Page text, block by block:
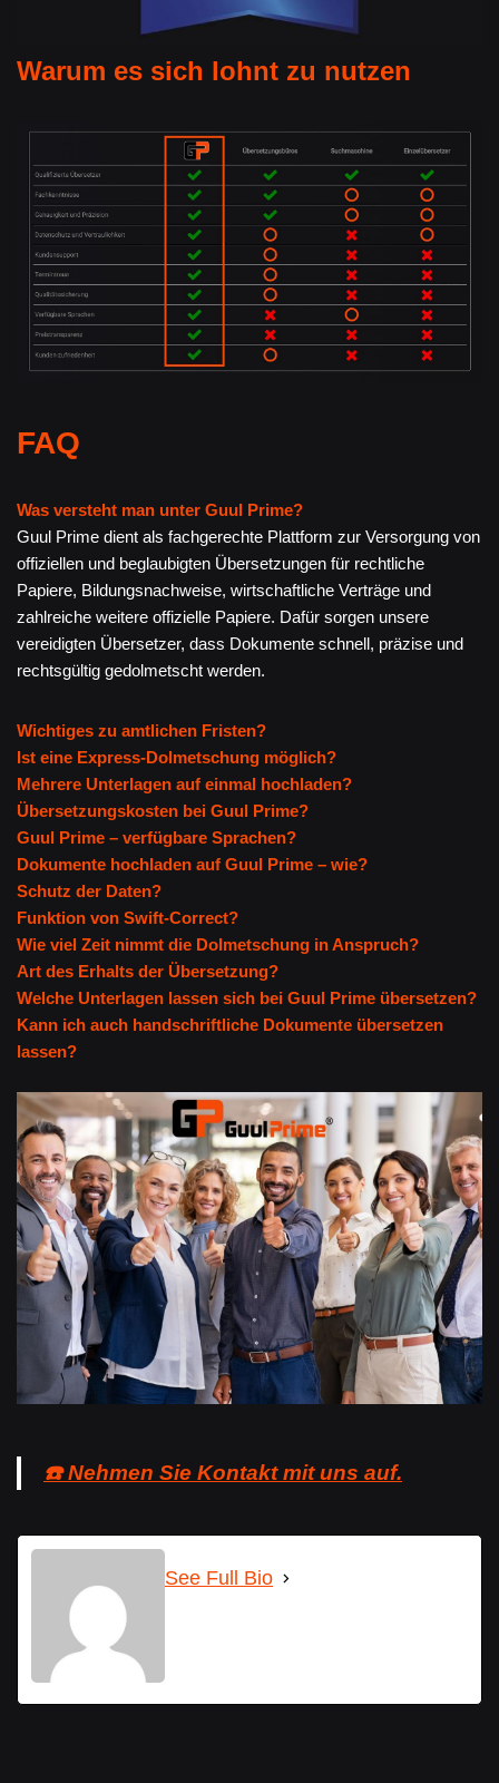
Warum es sich lohnt zu nutzen
FAQ
Was versteht man unter Guul Prime?
Guul Prime dient als fachgerechte Plattform zur Versorgung von
offiziellen und beglaubigten Übersetzungen für rechtliche
Papiere, Bildungsnachweise, wirtschaftliche Verträge und
zahlreiche weitere offizielle Papiere. Dafür sorgen unsere
vereidigten Übersetzer, dass Dokumente schnell, präzise und
rechtsgültig gedolmetscht werden.
Wichtiges zu amtlichen Fristen?
Ist eine Express-Dolmetschung möglich?
Mehrere Unterlagen auf einmal hochladen?
Übersetzungskosten bei Guul Prime?
Guul Prime – verfügbare Sprachen?
Dokumente hochladen auf Guul Prime – wie?
Schutz der Daten?
Funktion von Swift-Correct?
Wie viel Zeit nimmt die Dolmetschung in Anspruch?
Art des Erhalts der Übersetzung?
Welche Unterlagen lassen sich bei Guul Prime übersetzen?
Kann ich auch handschriftliche Dokumente übersetzen
lassen?
☎️ Nehmen Sie Kontakt mit uns auf.
See Full Bio